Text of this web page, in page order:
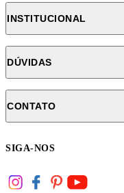
INSTITUCIONAL
DÚVIDAS
CONTATO
SIGA-NOS